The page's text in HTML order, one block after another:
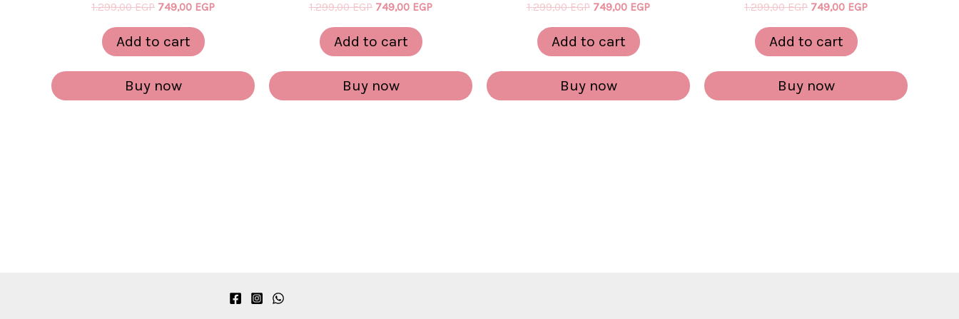
1.299,00EGP 749,00 EGP
Add to cart
Buy now
1.299,00EGP 749,00 EGP
Add to cart
Buy now
1.299,00EGP 749,00 EGP
Add to cart
Buy now
1.299,00EGP 749,00 EGP
Add to cart
Buy now